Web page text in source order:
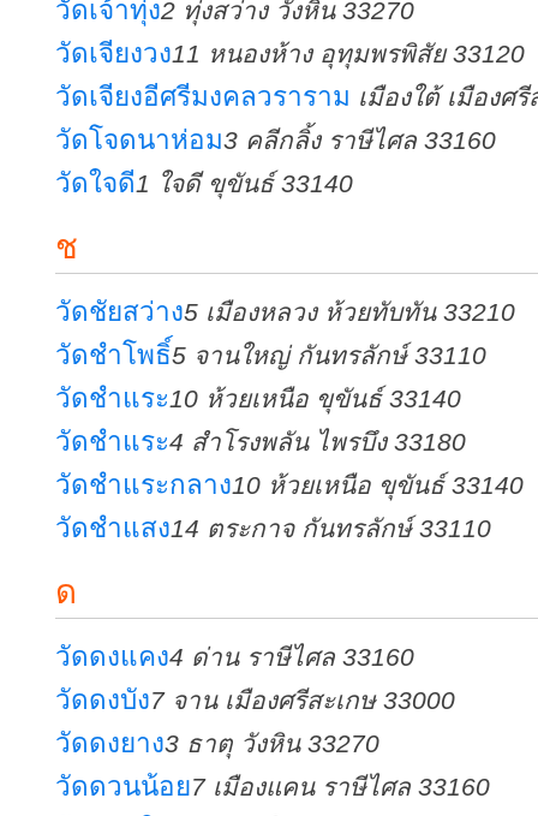
วัดเจ้าทุ่ง2 ทุ่งสว่าง วังหิน 33270
วัดเจียงวง11 หนองห้าง อุทุมพรพิสัย 33120
วัดเจียงอีศรีมงคลวราราม เมืองใต้ เมืองศ
วัดโจดนาห่อม3 คลีกลิ้ง ราษีไศล 33160
วัดใจดี1 ใจดี ขุขันธ์ 33140
ช
วัดชัยสว่าง5 เมืองหลวง ห้วยทับทัน 33210
วัดชำโพธิ์5 จานใหญ่ กันทรลักษ์ 33110
วัดชำแระ10 ห้วยเหนือ ขุขันธ์ 33140
วัดชำแระ4 สำโรงพลัน ไพรบึง 33180
วัดชำแระกลาง10 ห้วยเหนือ ขุขันธ์ 33140
วัดชำแสง14 ตระกาจ กันทรลักษ์ 33110
ด
วัดดงแคง4 ด่าน ราษีไศล 33160
วัดดงบัง7 จาน เมืองศรีสะเกษ 33000
วัดดงยาง3 ธาตุ วังหิน 33270
วัดดวนน้อย7 เมืองแคน ราษีไศล 33160